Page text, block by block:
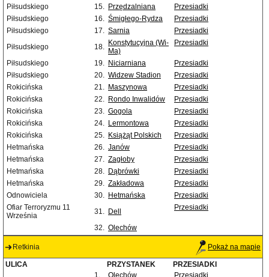
Piłsudskiego
15. Przędzalniana
Przesiadki
Piłsudskiego
16. Śmigłego-Rydza
Przesiadki
Piłsudskiego
17. Sarnia
Przesiadki
Piłsudskiego
18. Konstytucyjna (Wi-
Ma)
Przesiadki
Piłsudskiego 19. Niciarniana
Przesiadki
Piłsudskiego
20. Widzew Stadion
Przesiadki
Rokicińska
21. Maszynowa
Przesiadki
Rokicińska
22. Rondo Inwalidów
Przesiadki
Rokicińska
23. Gogola
Przesiadki
Rokicińska
24. Lermontowa
Przesiadki
Rokicińska
25. Książąt Polskich
Przesiadki
Hetmańska
26. Janów
Przesiadki
Hetmańska
27. Zagłoby
Przesiadki
Hetmańska
28. Dąbrówki
Przesiadki
Hetmańska
29. Zakładowa
Przesiadki
Odnowiciela
30. Hetmańska
Przesiadki
Ofiar Terroryzmu 11
Września
31. Dell Przesiadki
32. Olechów
Retkinia Pokaż na mapie
ULICA PRZYSTANEK
PRZESIADKI
1.
Olechów
Przesiadki